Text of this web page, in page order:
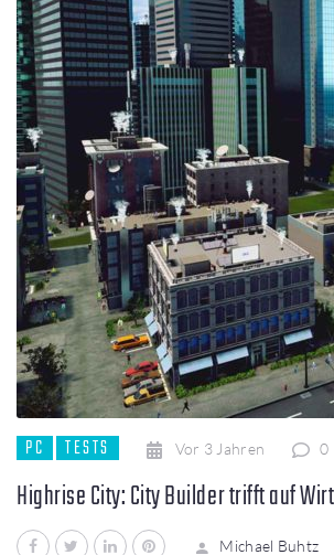
PC TESTS Vor 3 Jahren 0
Highrise City: City Builder trifft auf
FacebookTwitterLinkedIn
Michael Buhtz